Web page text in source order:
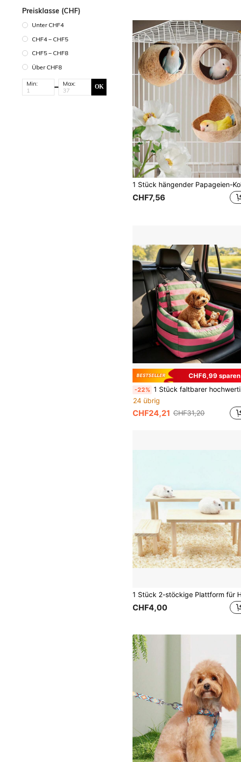
Preisklasse (CHF)
Unter CHF4
CHF4 – CHF5
CHF5 – CHF8
Über CHF8
Min: Max: OK
CHF7,56
CHF6,99 sparen
-22% 1 Stück faltbarer hochwertiger Haustier-Booster-Autositz für alle Jahreszeiten, schützendes Haustier-Sitzbett, wasserdichte Auto-Haustier-Matte, geeignet für Haustier-Reisen im Auto und für den Außenbereich
24 übrig
CHF24,21 CHF31,20
CHF4,00